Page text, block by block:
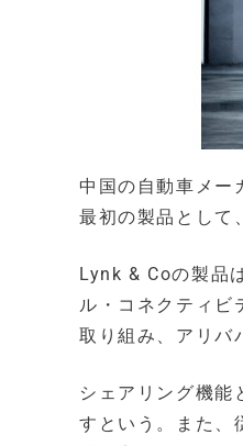
中国の自動車メー
最初の製品として
Lynk & Coの製品
ル・コネクティビ
取り組み、アリバ
シェアリング機能
すという。また、